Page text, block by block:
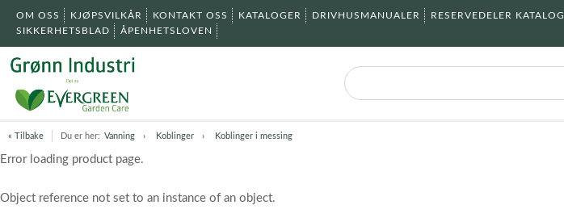
OM OSS KJØPSVILKÅR KONTAKT OSS KATALOGER DRIVHUSMANUALER
RESERVEDELER KATALOG
SIKKERHETSBLAD
ÅPENHETSLOVEN
« Tilbake Du er her: Vanning Koblinger Koblinger i messing
Error loading product page.
Object reference not set to an instance of an object.